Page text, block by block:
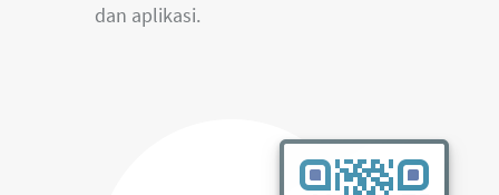
dan aplikasi.